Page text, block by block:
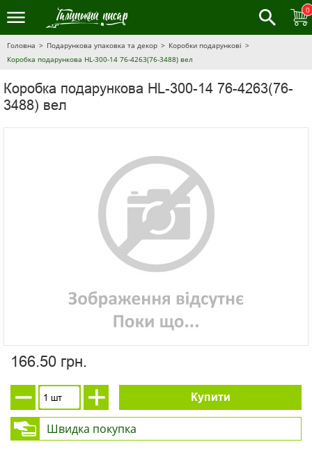
0
Головна Подарункова упаковка та декор
Коробки подарункові
Коробка подарункова HL-300-14 76-4263(76-3488) вел
Коробка подарункова HL-300-14 76-4263(76-
3488) вел
166.50 грн.
Купити
Швидка покупка